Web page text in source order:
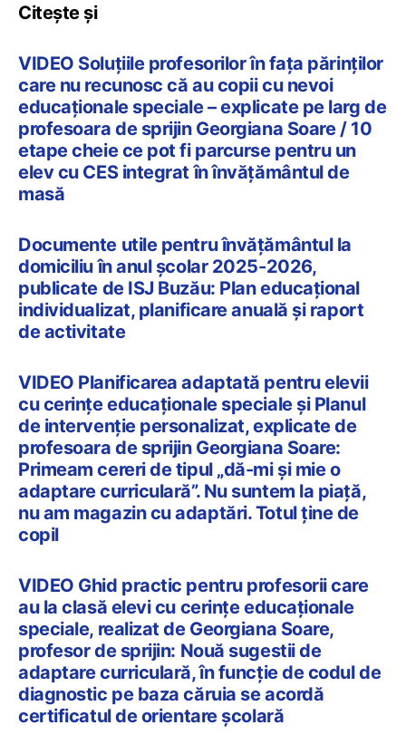
Citește și
VIDEO Soluțiile profesorilor în fața părinților
care nu recunosc că au copii cu nevoi
educaționale speciale – explicate pe larg de
profesoara de sprijin Georgiana Soare / 10
etape cheie ce pot fi parcurse pentru un
elev cu CES integrat în învățământul de
masă
Documente utile pentru învățământul la
domiciliu în anul școlar 2025-2026,
publicate de ISJ Buzău: Plan educațional
individualizat, planificare anuală și raport
de activitate
VIDEO Planificarea adaptată pentru elevii
cu cerințe educaționale speciale și Planul
de intervenție personalizat, explicate de
profesoara de sprijin Georgiana Soare:
Primeam cereri de tipul „dă-mi și mie o
adaptare curriculară”. Nu suntem la piață,
nu am magazin cu adaptări. Totul ține de
copil
VIDEO Ghid practic pentru profesorii care
au la clasă elevi cu cerințe educaționale
speciale, realizat de Georgiana Soare,
profesor de sprijin: Nouă sugestii de
adaptare curriculară, în funcție de codul de
diagnostic pe baza căruia se acordă
certificatul de orientare școlară